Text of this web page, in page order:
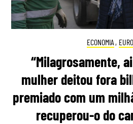
ECONOMIA ,
“Milagrosamente,
mulher deitou fora
premiado com um
recuperou-o do